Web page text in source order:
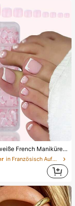
120er Set weiße French Maniküre & Pediküre, mittelgroße quadratische Press-On Nägel, modisches minimalistisches Design, vorgeklebte Nagelsticker, glänzender reiner French-Stil, geeignet für den täglichen Gebrauch von Frauen, inklusive Aufbewahrungsbox, Clean Girl Ästhetik
in Französisch Aufdrücken der Nägel